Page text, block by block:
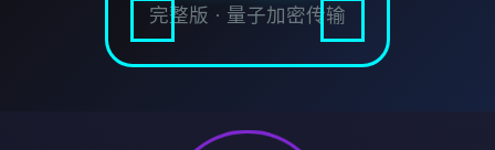
完整版 · 量子加密传输